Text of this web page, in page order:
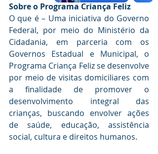
Sobre o Programa Criança Feliz
O que é – Uma iniciativa do Governo
Federal, por meio do Ministério da
Cidadania, em parceria com os
Governos Estadual e Municipal, o
Programa Criança Feliz se desenvolve
por meio de visitas domiciliares com
a finalidade de promover o
desenvolvimento integral das
crianças, buscando envolver ações
de saúde, educação, assistência
social, cultura e direitos humanos.